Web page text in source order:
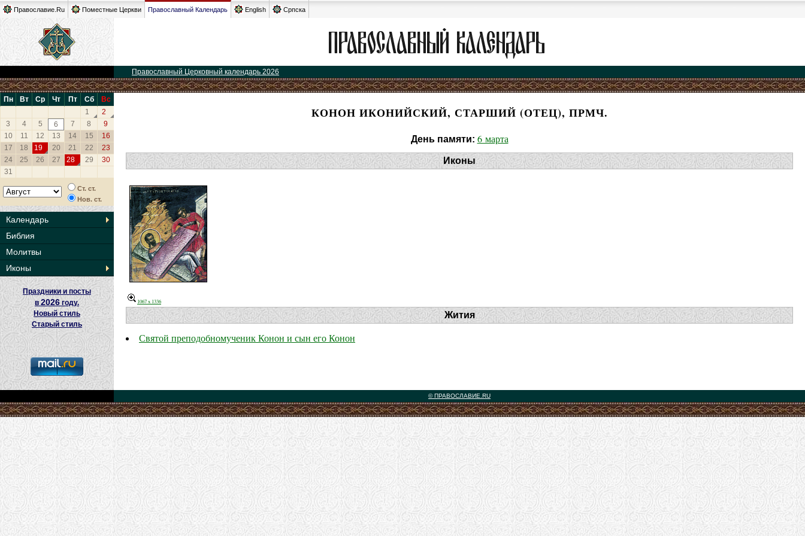
Православие.Ru Поместные Церкви Православный Календарь English Српска
Православный Церковный календарь 2026
Пн Вт Ср Чт Пт Сб
Вс
1
2
3
4 5 6 7 8
9
10
11 12 13 14 15
16
17
18 19 20 21 22
23
24
25 26 27 28 29
30
31
Ст. ст.
Нов. ст.
Календарь
Библия
Молитвы
Иконы
Праздники и посты
в2026 году.
Новый стиль
Старый стиль
КОНОН ИКОНИЙСКИЙ, СТАРШИЙ (ОТЕЦ), ПРМЧ.
День памяти: 6 марта
Иконы
1067 x 1336
Жития
Святой преподобномученик Конон и сын его Конон
© ПРАВОСЛАВИЕ.RU